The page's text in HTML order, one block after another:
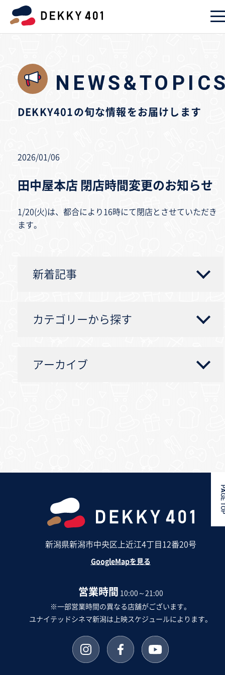
DEKKY401の旬な情報をお届けします
2026/01/06
田中屋本店 閉店時間変更のお知らせ
1/20(火)は、都合により16時にて閉店とさせていただき
ます。
新着記事
カテゴリーから探す
アーカイブ
新潟県新潟市中央区上近江4丁目12番20号
GoogleMapを見る
営業時間 10:00～21:00
※一部営業時間の異なる店舗がございます。
ユナイテッドシネマ新潟は上映スケジュールによります。